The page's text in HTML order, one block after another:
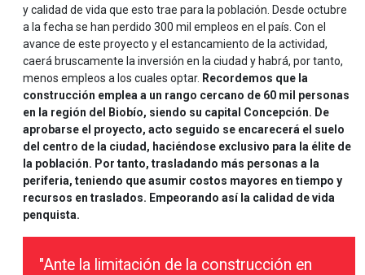
y calidad de vida que esto trae para la población. Desde octubre
a la fecha se han perdido 300 mil empleos en el país. Con el
avance de este proyecto y el estancamiento de la actividad,
caerá bruscamente la inversión en la ciudad y habrá, por tanto,
menos empleos a los cuales optar. Recordemos que la
construcción emplea a un rango cercano de 60 mil personas
en la región del Biobío, siendo su capital Concepción. De
aprobarse el proyecto, acto seguido se encarecerá el suelo
del centro de la ciudad, haciéndose exclusivo para la élite de
la población. Por tanto, trasladando más personas a la
periferia, teniendo que asumir costos mayores en tiempo y
recursos en traslados. Empeorando así la calidad de vida
penquista.
"Ante la limitación de la construcción en